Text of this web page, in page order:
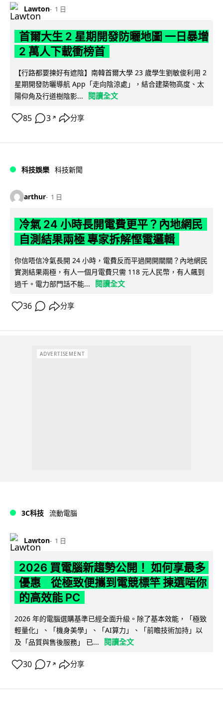
Lawton 1 日
首爾大生 2 星期開發防曬地圖 一日暴增
2 萬人下載衝榜首
【行路都要揀好有遮陰】南韓首爾大學 23 歲學生劉敏俊利用 2
星期開發防曬導航 App「走向陰涼處」，結合建築物高度、太
陽仰角及行道樹陰影...
閱讀全文
85 3 ↗ 分享
科技娛樂 科技新聞
arthur 1 日
冷氣 24 小時長開電費更平？內地網民
自測結果兩極 專家拆解慳電邏輯
你信唔信冷氣長開 24 小時，電費反而平過開開關關？內地網民
實測結果兩極，有人一個月電費只需 118 元人民幣，有人飆到
過千。電力部門話不能...
閱讀全文
36 分享
ADVERTISEMENT
3C科技 流動電腦
Lawton 1 日
2026 買電腦新趨勢公開！ 如何享最多
優惠 從極致便攜到電競標竿 揀選啱你
的高效能 PC
2026 年的電腦選購基準已經全面升級。除了基本效能，「極致
輕量化」、「機身美學」、「AI算力」、「前瞻技術加持」以
及「品質與售後服務」 已...
閱讀全文
30 7 ↗ 分享